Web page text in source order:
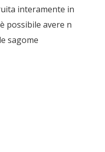
interamente in
possibile avere n
sagome